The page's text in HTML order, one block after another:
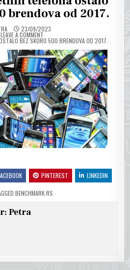
brendova od 2017.
23/09/2023
LEAVE A COMMENTON
BEZ SKORO 500 BRENDOVA OD 2017.
PINTEREST LINKEDIN
BENCHMARK.RS
Petra